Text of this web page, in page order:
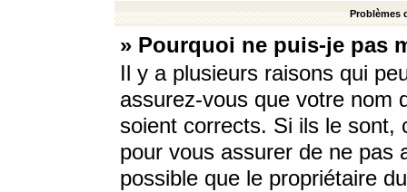
Problèmes
» Pourquoi ne puis-je pas
Il y a plusieurs raisons qui
assurez-vous que votre nom
soient corrects. Si ils le sont,
pour vous assurer de ne pas
possible que le propriétaire